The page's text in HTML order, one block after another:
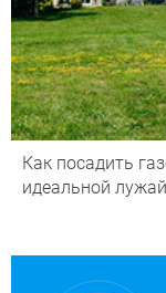
Как посадить
идеальной